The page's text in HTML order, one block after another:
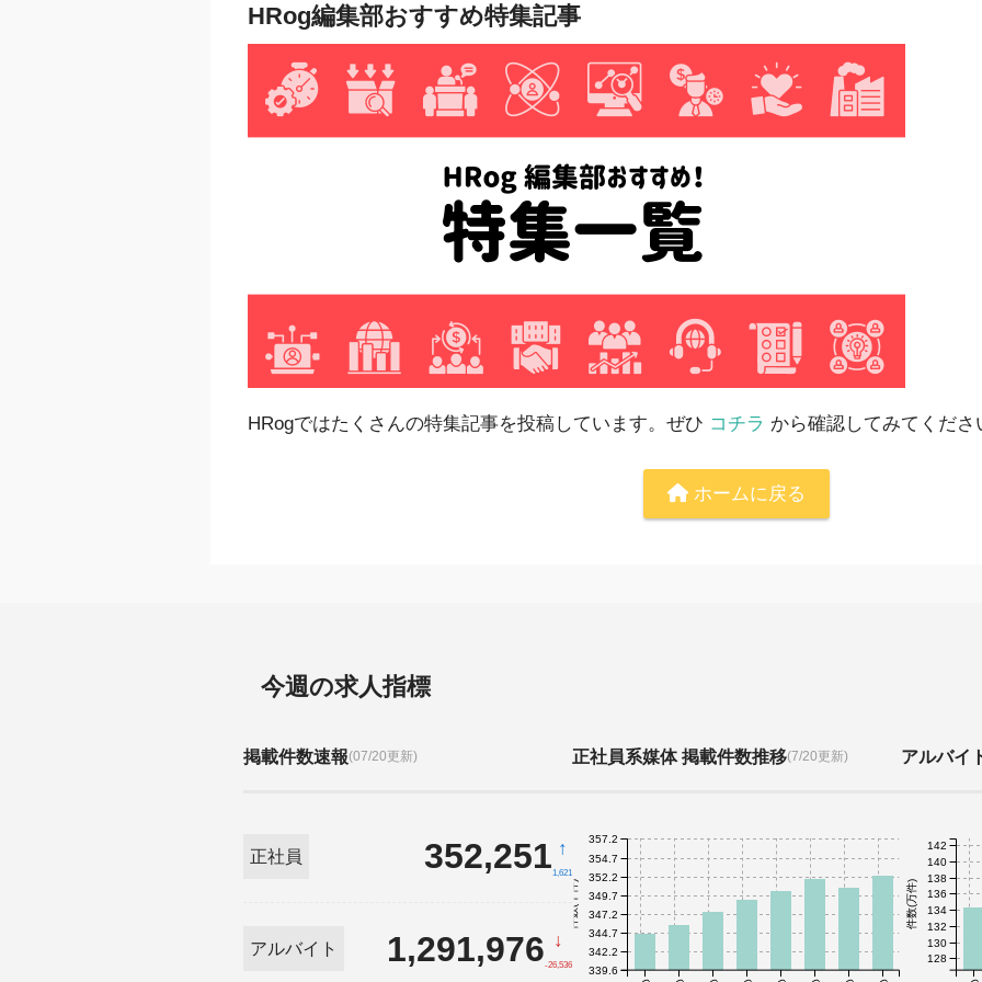
HRog編集部おすすめ特集記事
HRogではたくさんの特集記事を投稿しています。ぜひ コチラ から確認してみてくださ
ホームに戻る
今週の求人指標
掲載件数速報(07/20更新)
正社員 352,251 ↑
1,621
アルバイト 1,291,976 ↓
-26,536
正社員系媒体 掲載件数推移(7/20更新)
件数(千件)
339.6
342.2
344.7
347.2
349.7
352.2
354.7
357.2
アルバイ
件数(万件)
128
130
132
134
136
138
140
142